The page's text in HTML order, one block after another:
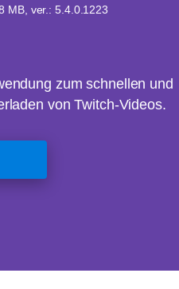
MB, ver.: 5.4.0.1223
zum schnellen und
von Twitch-Videos.